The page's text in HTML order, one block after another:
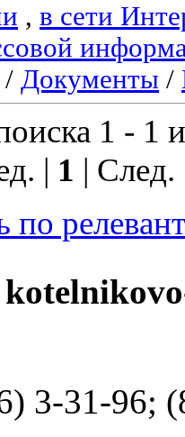
, в сети
/ Документы /
1 - 1
| 1 |
по
3-31-96;